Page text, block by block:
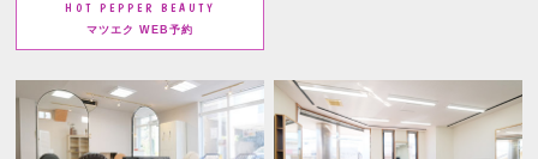
HOT PEPPER BEAUTY
マツエク WEB予約